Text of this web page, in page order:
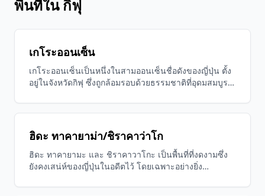
พื้นที่ใน กิฟุ
เกโระออนเซ็น
เกโระออนเซ็นเป็นหนึ่งในสามออนเซ็นชื่อดังของญี่ปุ่น ตั้ง
อยู่ในจังหวัดกิฟุ ซึ่งถูกล้อมรอบด้วยธรรมชาติที่อุดมสมบูรณ์
กำมะถันที่พวยพุ่งจากแหล่งน้ำและแช่ตัวในน้ำที่บำบัดขณะ
และจิตใจสดชื่นขึ้น
ฮิดะ ทาคายาม่า/ชิราคาว่าโก
ฮิดะ ทาคายามะ และ ชิราคาวาโกะ เป็นพื้นที่ที่งดงามซึ่ง
ยังคงเสน่ห์ของญี่ปุ่นในอดีตไว้ โดยเฉพาะอย่างยิ่ง
นกั๊บโชซึคุริในชิราคาวาโกะ ได้รับการขึ้นทะเบียนเป็น